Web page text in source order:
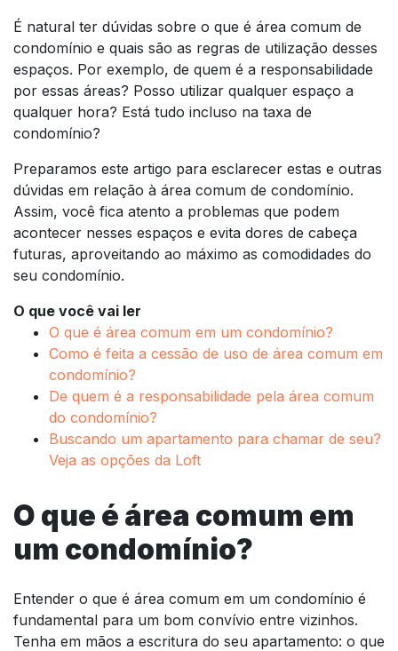
É natural ter dúvidas sobre o que é área comum de
condomínio e quais são as regras de utilização desses
espaços. Por exemplo, de quem é a responsabilidade
por essas áreas? Posso utilizar qualquer espaço a
qualquer hora? Está tudo incluso na taxa de
condomínio?
Preparamos este artigo para esclarecer estas e outras
dúvidas em relação à área comum de condomínio.
Assim, você fica atento a problemas que podem
acontecer nesses espaços e evita dores de cabeça
futuras, aproveitando ao máximo as comodidades do
seu condomínio.
O que você vai ler
O que é área comum em um condomínio?
Como é feita a cessão de uso de área comum em
condomínio?
De quem é a responsabilidade pela área comum
do condomínio?
Buscando um apartamento para chamar de seu?
Veja as opções da Loft
O que é área comum em
um condomínio?
Entender o que é área comum em um condomínio é
fundamental para um bom convívio entre vizinhos.
Tenha em mãos a escritura do seu apartamento: o que